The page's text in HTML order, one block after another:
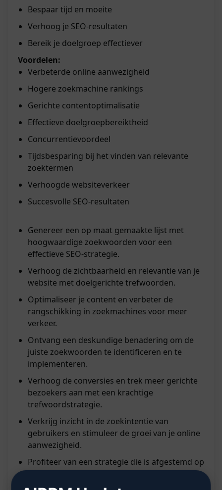
Bespaar tijd en moeite
Verhoog je SEO-resultaten
Bereik je doelgroep effectiever
Voordelen:
Verbeterde online aanwezigheid
Hogere zoekmachine rankings
Gerichte contentoptimalisatie
Effectieve doelgroepbereiktheid
Concurrentievoordeel
Tijdsbesparing bij het vinden van relevante
zoektermen
Verhoogde websiteverkeer
Succesvolle SEO-resultaten
Genereer een op maat gemaakte lijst met
hoogwaardige zoekwoorden voor een
effectieve SEO-strategie.
Verhoog de zichtbaarheid en relevantie van je
website met doelgerichte trefwoorden.
Optimaliseer je content en verbeter de
rangschikking in zoekmachines voor meer
verkeer.
Ontvang een deskundige benadering om de
juiste zoekwoorden te identificeren en te
implementeren.
Verhoog de conversies en trek meer gerichte
bezoekers aan met een krachtige
trefwoordstrategie.
Verkrijg inzicht in de zoekintentie van
gebruikers en stimuleer de groei van je online
aanwezigheid.
Profiteer van een strategie die is afgestemd op
je specifieke doelen en doelgroep voor succes.